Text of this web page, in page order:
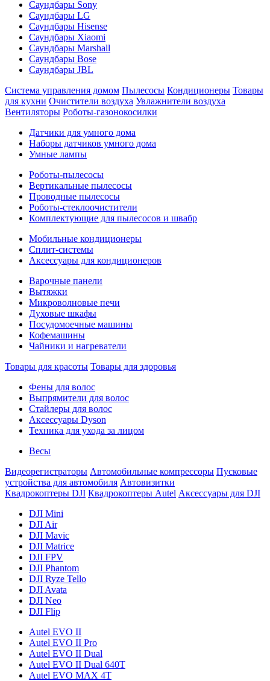
Саундбары Sony
Саундбары LG
Саундбары Hisense
Саундбары Xiaomi
Саундбары Marshall
Саундбары Bose
Саундбары JBL
Система управления домом Пылесосы Кондиционеры Товары
для кухни Очистители воздуха Увлажнители воздуха
Вентиляторы Роботы-газонокосилки
Датчики для умного дома
Наборы датчиков умного дома
Умные лампы
Роботы-пылесосы
Вертикальные пылесосы
Проводные пылесосы
Роботы-стеклоочистители
Комплектующие для пылесосов и швабр
Мобильные кондиционеры
Сплит-системы
Аксессуары для кондиционеров
Варочные панели
Вытяжки
Микроволновые печи
Духовые шкафы
Посудомоечные машины
Кофемашины
Чайники и нагреватели
Товары для красоты Товары для здоровья
Фены для волос
Выпрямители для волос
Стайлеры для волос
Аксессуары Dyson
Техника для ухода за лицом
Весы
Видеорегистраторы Автомобильные компрессоры Пусковые
устройства для автомобиля Автовизитки
Квадрокоптеры DJI Квадрокоптеры Autel Аксессуары для DJI
DJI Mini
DJI Air
DJI Mavic
DJI Matrice
DJI FPV
DJI Phantom
DJI Ryze Tello
DJI Avata
DJI Neo
DJI Flip
Autel EVO II
Autel EVO II Pro
Autel EVO II Dual
Autel EVO II Dual 640T
Autel EVO MAX 4T